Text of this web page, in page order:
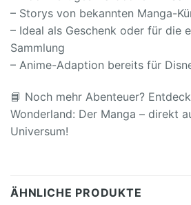
– Storys von bekannten Manga-
– Ideal als Geschenk oder für die
Sammlung
– Anime-Adaption bereits für
📘 Noch mehr Abenteuer?
Wonderland: Der Manga – direkt
Universum!
ÄHNLICHE PRODUKTE